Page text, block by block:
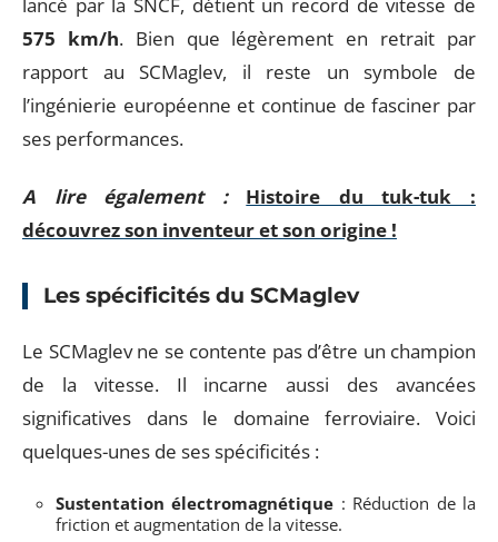
575 km/h. Bien que légèrement en retrait par
rapport au SCMaglev, il reste un symbole de
l’ingénierie européenne et continue de fasciner par
ses performances.
A lire également :
Histoire du tuk-tuk :
découvrez son inventeur et son origine !
Les spécificités du SCMaglev
Le SCMaglev ne se contente pas d’être un champion
de la vitesse. Il incarne aussi des avancées
significatives dans le domaine ferroviaire. Voici
quelques-unes de ses spécificités :
Sustentation électromagnétique : Réduction de la
friction et augmentation de la vitesse.